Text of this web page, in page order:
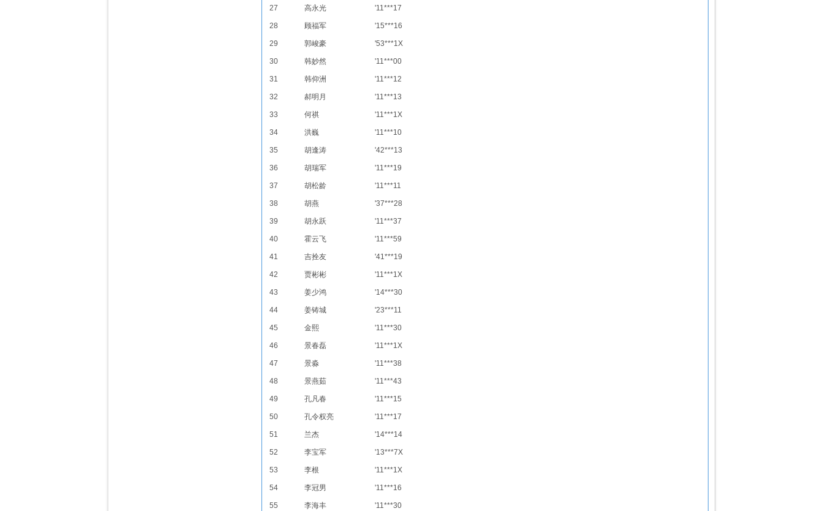
27 高永光 '11***17
28 顾福军 '15***16
29 郭峻豪 '53***1X
30 韩妙然 '11***00
31 韩仰洲 '11***12
32 郝明月 '11***13
33 何祺 '11***1X
34 洪巍 '11***10
35 胡逢涛 '42***13
36 胡瑞军 '11***19
37 胡松龄 '11***11
38 胡燕 '37***28
39 胡永跃 '11***37
40 霍云飞 '11***59
41 吉拴友 '41***19
42 贾彬彬 '11***1X
43 姜少鸿 '14***30
44 姜铸城 '23***11
45 金熙 '11***30
46 景春磊 '11***1X
47 景淼 '11***38
48 景燕茹 '11***43
49 孔凡春 '11***15
50 孔令权亮 '11***17
51 兰杰 '14***14
52 李宝军 '13***7X
53 李根 '11***1X
54 李冠男 '11***16
55 李海丰 '11***30